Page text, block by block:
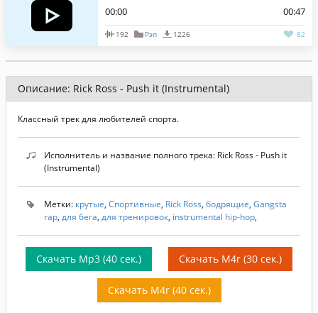
00:00 00:47
192 Рэп 1226 82
Описание: Rick Ross - Push it (Instrumental)
Классный трек для любителей спорта.
Исполнитель и название полного трека: Rick Ross - Push it
(Instrumental)
Метки: крутые, Спортивные, Rick Ross, бодрящие, Gangsta
rap, для бега, для тренировок, instrumental hip-hop,
Скачать Mp3 (40 сек.) Скачать M4r (30 сек.)
Скачать M4r (40 сек.)